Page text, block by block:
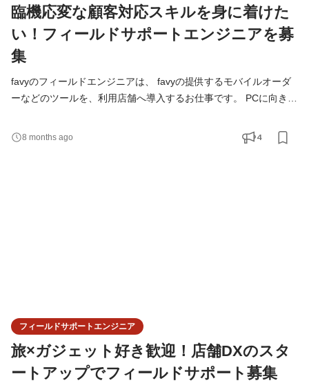
臨機応変な顧客対応スキルを身に着けた
い！フィールドサポートエンジニアを募
集
favyのフィールドエンジニアは、 favyの提供するモバイルオーダ
ーなどのツールを、利用店舗へ導入するお仕事です。 PCに向き合
す。 2024年9月には大阪の新しい商業施設のフードホールにて、
弊社のモバイルオーダーの導入が決定しています。 現在は、東京
8 months ago 4
フィールドサポートエンジニア
旅×ガジェット好き歓迎！店舗DXのスタ
ートアップでフィールドサポート募集